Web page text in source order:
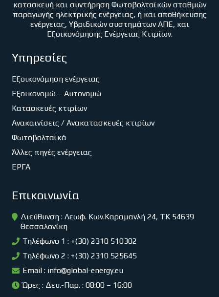
κατασκευή και συντήρηση Φωτοβολταϊκών σταθμών
παραγωγής ηλεκτρικής ενέργειας, ή και αποθήκευσης
ενέργειας, Υβριδικών συστημάτων ΑΠΕ, και
Εξοικονόμησης Ενέργειας Κτιρίων.
Υπηρεσίες
Εξοικονόμηση ενέργειας
Εξοικονομώ – Αυτονομώ
Κατασκευές κτιρίων
Ανακαινίσεις / Ανακατασκευές κτιρίων
Φωτοβολταϊκά
Άλλες πηγές ενέργειας
ΕΡΓΑ
Επικοινωνία
Διεύθυνση : Λεωφ. Κων.Καραμανλή 24, ΤΚ 54639
Θεσσαλονίκη
Τηλέφωνο 1 : +(30) 2310 510302
Τηλέφωνο 2 : +(30) 2310 525645
Email : info@global-energy.eu
Ώρες : Δευ.-Παρ. : 08:00 – 16:00